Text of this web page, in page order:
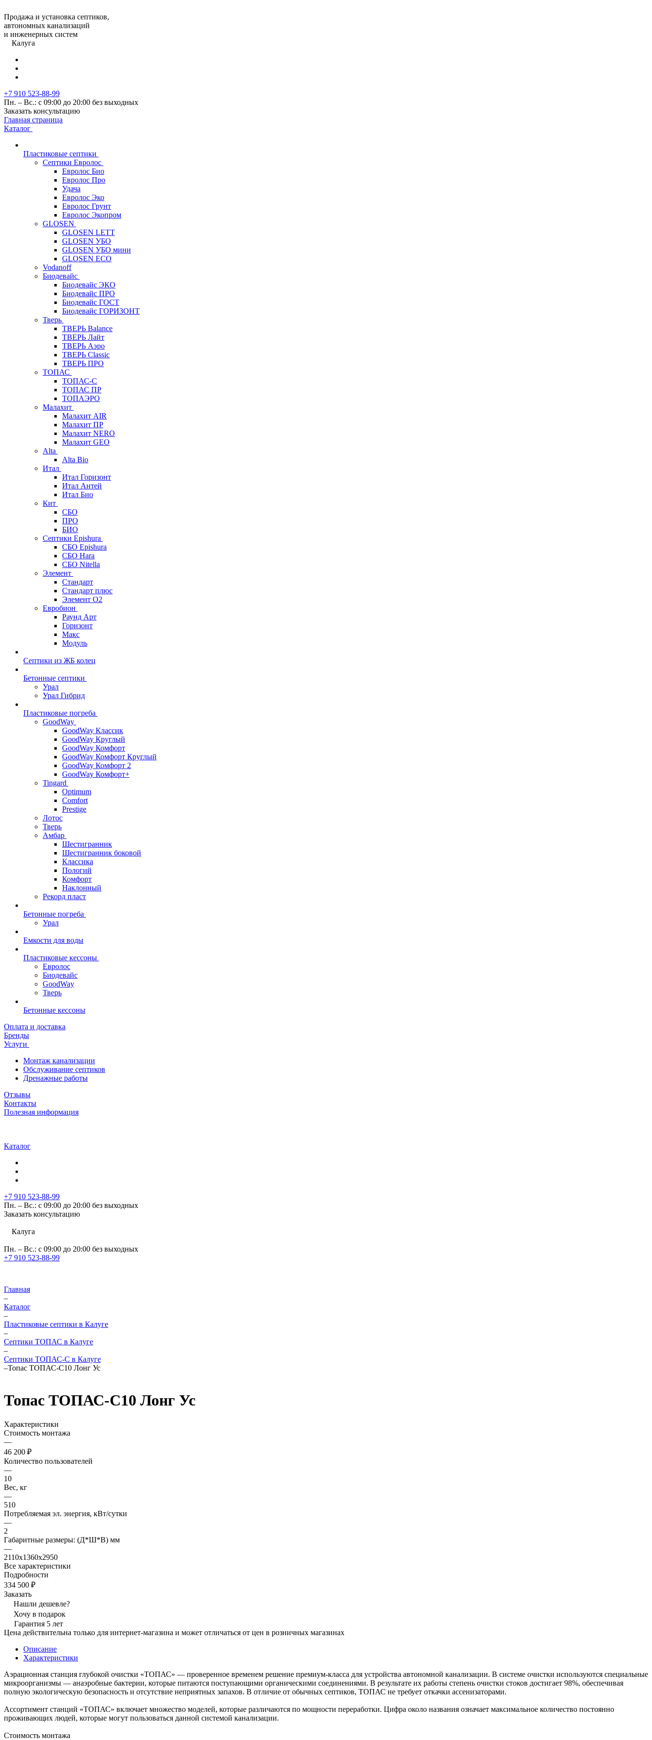
Продажа и установка септиков,
автономных канализаций
и инженерных систем
Калуга
+7 910 523-88-99
Пн. – Вс.: с 09:00 до 20:00 без выходных
Заказать консультацию
Главная страница
Каталог
Пластиковые септики
Септики Евролос
Евролос Био
Евролос Про
Удача
Евролос Эко
Евролос Грунт
Евролос Экопром
GLOSEN
GLOSEN LETT
GLOSEN УБО
GLOSEN УБО мини
GLOSEN ECO
Vodanoff
Биодевайс
Биодевайс ЭКО
Биодевайс ПРО
Биодевайс ГОСТ
Биодевайс ГОРИЗОНТ
Тверь
ТВЕРЬ Balance
ТВЕРЬ Лайт
ТВЕРЬ Аэро
ТВЕРЬ Classic
ТВЕРЬ ПРО
ТОПАС
ТОПАС-С
ТОПАС ПР
ТОПАЭРО
Малахит
Малахит AIR
Малахит ПР
Малахит NERO
Малахит GEO
Alta
Alta Bio
Итал
Итал Горизонт
Итал Антей
Итал Био
Кит
СБО
ПРО
БИО
Септики Epishura
СБО Epishura
СБО Hara
СБО Nitella
Элемент
Стандарт
Стандарт плюс
Элемент О2
Евробион
Раунд Арт
Горизонт
Макс
Модуль
Септики из ЖБ колец
Бетонные септики
Урал
Урал Гибрид
Пластиковые погреба
GoodWay
GoodWay Классик
GoodWay Круглый
GoodWay Комфорт
GoodWay Комфорт Круглый
GoodWay Комфорт 2
GoodWay Комфорт+
Tingard
Optimum
Comfort
Prestige
Лотос
Тверь
Амбар
Шестигранник
Шестигранник боковой
Классика
Пологий
Комфорт
Наклонный
Рекорд пласт
Бетонные погреба
Урал
Емкости для воды
Пластиковые кессоны
Евролос
Биодевайс
GoodWay
Тверь
Бетонные кессоны
Оплата и доставка
Бренды
Услуги
Монтаж канализации
Обслуживание септиков
Дренажные работы
Отзывы
Контакты
Полезная информация
Каталог
+7 910 523-88-99
Пн. – Вс.: с 09:00 до 20:00 без выходных
Заказать консультацию
Калуга
Пн. – Вс.: с 09:00 до 20:00 без выходных
+7 910 523-88-99
Главная
–
Каталог
–
Пластиковые септики в Калуге
–
Септики ТОПАС в Калуге
–
Септики ТОПАС-С в Калуге
–Топас ТОПАС-С10 Лонг Ус
Топас ТОПАС-С10 Лонг Ус
Характеристики
Стоимость монтажа
—
46 200 ₽
Количество пользователей
—
10
Вес, кг
—
510
Потребляемая эл. энергия, кВт/сутки
—
2
Габаритные размеры: (Д*Ш*В) мм
—
2110х1360х2950
Все характеристики
Подробности
334 500 ₽
Заказать
Нашли дешевле?
Хочу в подарок
Гарантия 5 лет
Цена действительна только для интернет-магазина и может отличаться от цен в розничных магазинах
Описание
Характеристики
Аэрационная станция глубокой очистки «ТОПАС» — проверенное временем решение премиум-класса для устройства автономной канализации. В системе очистки используются специальные
микроорганизмы — анаэробные бактерии, которые питаются поступающими органическими соединениями. В результате их работы степень очистки стоков достигает 98%, обеспечивая
полную экологическую безопасность и отсутствие неприятных запахов. В отличие от обычных септиков, ТОПАС не требует откачки ассенизаторами.
Ассортимент станций «ТОПАС» включает множество моделей, которые различаются по мощности переработки. Цифра около названия означает максимальное количество постоянно
проживающих людей, которые могут пользоваться данной системой канализации.
Стоимость монтажа